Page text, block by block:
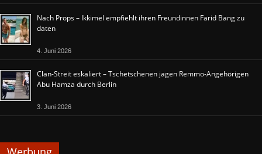
Nach Props – Ikkimel empfiehlt ihren Freundinnen Farid Bang zu
daten
4. Juni 2026
Clan-Streit eskaliert – Tschetschenen jagen Remmo-Angehörigen
Abu Hamza durch Berlin
3. Juni 2026